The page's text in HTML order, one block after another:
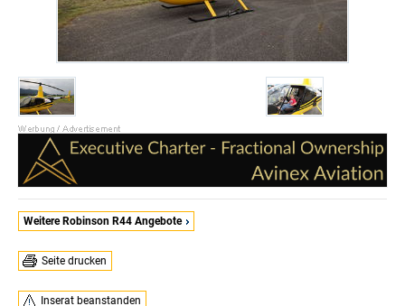
Weitere Robinson R44 Angebote
Seite drucken
Inserat beanstanden